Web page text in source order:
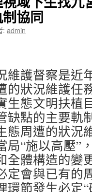
協同
: admin
維護督察是近
的狀況維護任
生態文明扶植
缺點的主要軌
周遭的狀況
局“施以高壓”
全體構造的變
定會與已有的
環節發生必定